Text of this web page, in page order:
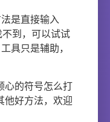
是直接输入
到，可以试试
具只是辅助，
心的符号怎么打
他好方法，欢迎